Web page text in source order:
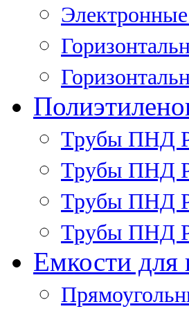
Трубы ПНД
Трубы ПНД
Трубы ПНД
Трубы ПНД
Емкости для